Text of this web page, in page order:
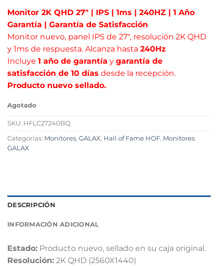
Monitor 2K QHD 27″ | IPS | 1ms | 240HZ | 1 Año
Garantía | Garantía de Satisfacción
Monitor nuevo, panel IPS de 27″, resolución 2K QHD
y 1ms de respuesta. Alcanza hasta 240Hz
Incluye 1 año de garantía y garantía de
satisfacción de 10 días desde la recepción.
Producto nuevo sellado.
Agotado
SKU: HFLC27240BQ
Categorías: Monitores, GALAX, Hall of Fame HOF, Monitores
GALAX
DESCRIPCIÓN
INFORMACIÓN ADICIONAL
Estado: Producto nuevo, sellado en su caja original.
Resolución: 2K QHD (2560X1440)